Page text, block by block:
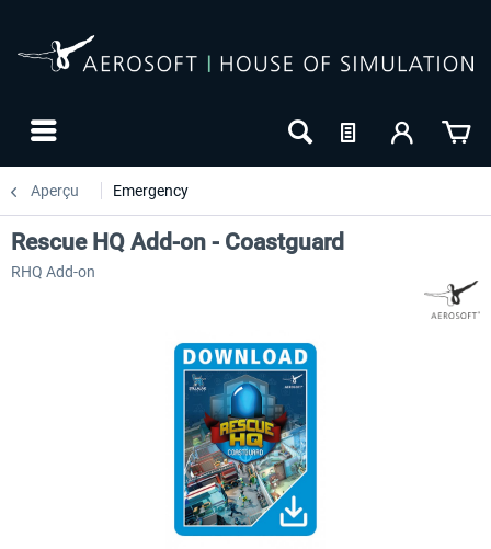
Aperçu Emergency
-10
NOUVEAU
Launch Discount
Rescue HQ Add-on - Coastguard
RHQ Add-on